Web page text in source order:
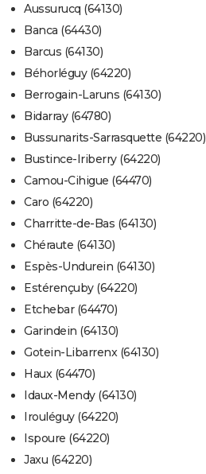
Aussurucq (64130)
Banca (64430)
Barcus (64130)
Béhorléguy (64220)
Berrogain-Laruns (64130)
Bidarray (64780)
Bussunarits-Sarrasquette (64220)
Bustince-Iriberry (64220)
Camou-Cihigue (64470)
Caro (64220)
Charritte-de-Bas (64130)
Chéraute (64130)
Espès-Undurein (64130)
Estérençuby (64220)
Etchebar (64470)
Garindein (64130)
Gotein-Libarrenx (64130)
Haux (64470)
Idaux-Mendy (64130)
Irouléguy (64220)
Ispoure (64220)
Jaxu (64220)